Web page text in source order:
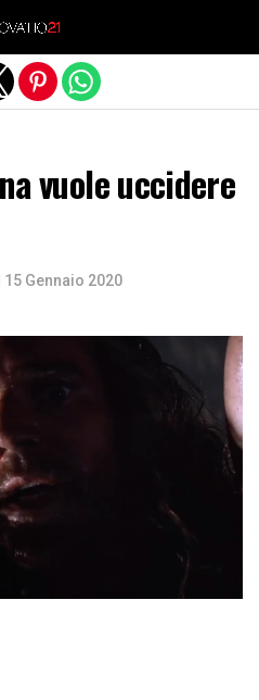
vuole uccidere
15 Gennaio 2020
version